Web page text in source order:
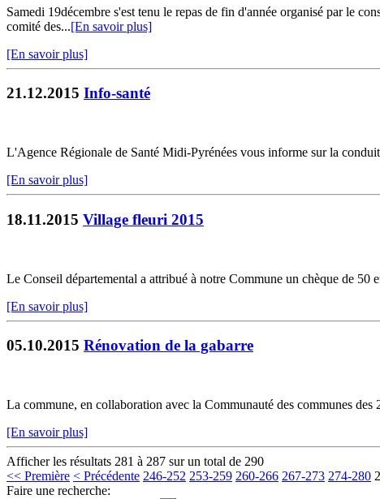
Samedi 19décembre s'est tenu le repas de fin d'année organisé par le
comité des...[En savoir plus]
[En savoir plus]
21.12.2015 Info-santé
L'Agence Régionale de Santé Midi-Pyrénées vous informe sur la
[En savoir plus]
18.11.2015 Village fleuri 2015
Le Conseil départemental a attribué à notre Commune un chèque de
[En savoir plus]
05.10.2015 Rénovation de la gabarre
La commune, en collaboration avec la Communauté des communes
[En savoir plus]
Afficher les résultats 281 à 287 sur un total de 290
<< Première < Précédente 246-252 253-259 260-266 267-273 274-280
Faire une recherche: